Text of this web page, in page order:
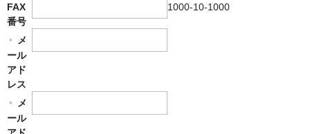
お問い合わせ
FAX
番号
1000-10-1000
＊
メ
ール
アド
レス
＊
メ
ール